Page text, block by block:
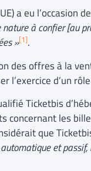
a eu l’occasion
nature à confier [au
»[1].
des offres à la
l’exercice d’un
Ticketbis
concernant les
que
et